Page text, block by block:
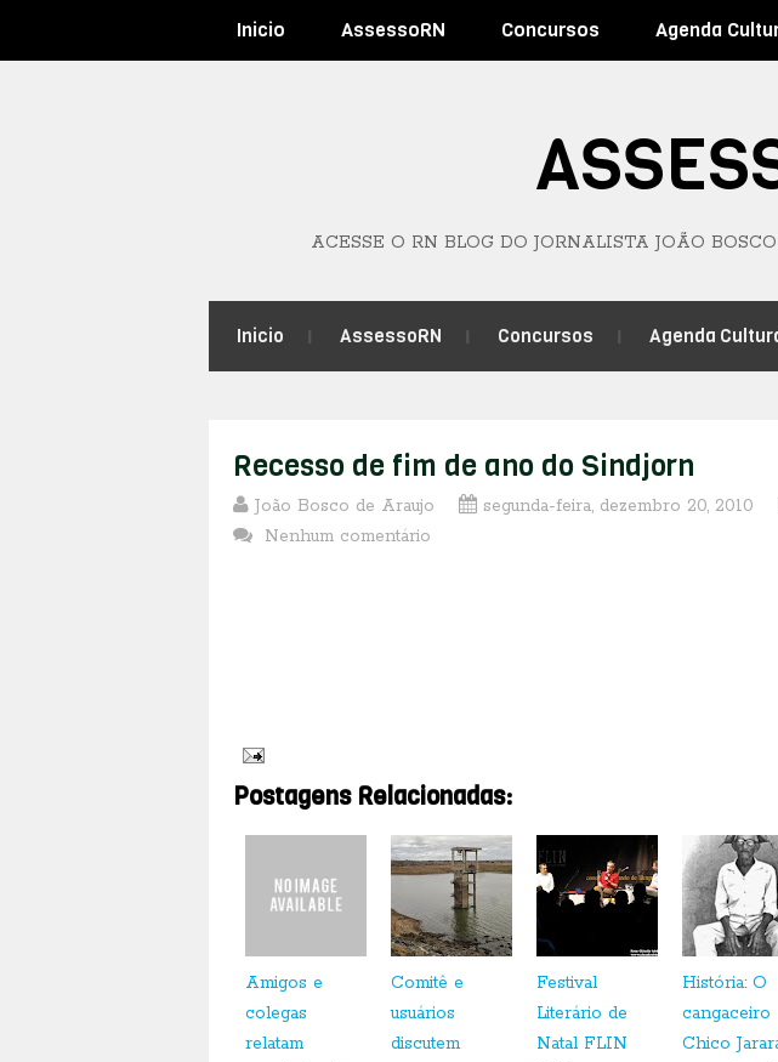
Inicio AssessoRN Concursos Agenda
ACESSE O RN BLOG DO JORNALISTA JOÃO
Inicio AssessoRN Concursos Agenda
Recesso de fim de ano do Sindjorn
João Bosco de Araujo segunda-feira, dezembro 20, 2010
Nenhum comentário
Postagens Relacionadas:
Amigos e
colegas
relatam
Comitê e
usuários
discutem
Festival
Literário de
Natal FLIN
História: O
cangaceiro
Chico